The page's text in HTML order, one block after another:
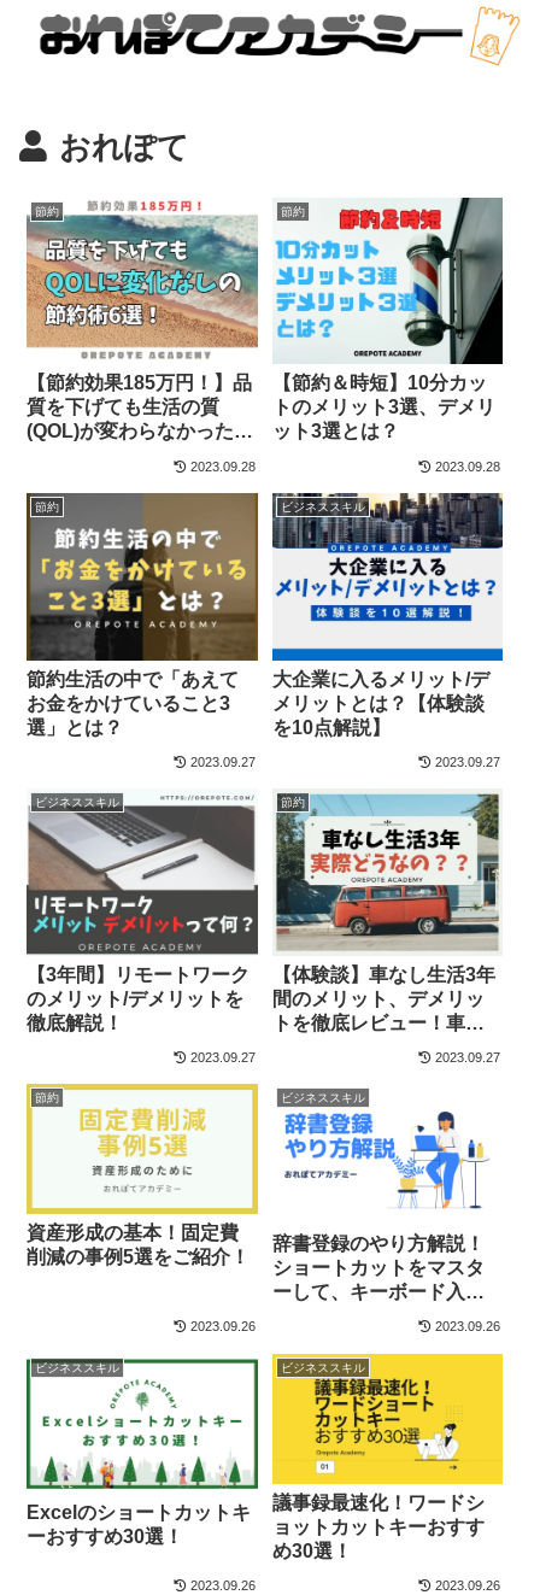
おれぽて
節約
【節約効果185万円！】品
質を下げても生活の質
(QOL)が変わらなかった節
2023.09.28
節約
【節約＆時短】10分カッ
トのメリット3選、デメリ
ット3選とは？
2023.09.28
節約
節約生活の中で「あえて
お金をかけていること3
選」とは？
2023.09.27
ビジネススキル
大企業に入るメリット/デ
メリットとは？【体験談
を10点解説】
2023.09.27
ビジネススキル
【3年間】リモートワーク
のメリット/デメリットを
徹底解説！
2023.09.27
節約
【体験談】車なし生活3年
間のメリット、デメリッ
トを徹底レビュー！車を
高く売るコツは？
2023.09.27
節約
資産形成の基本！固定費
削減の事例5選をご紹介！
2023.09.26
ビジネススキル
辞書登録のやり方解説！
ショートカットをマスタ
ーして、キーボード入力
速度を上げよう！
2023.09.26
ビジネススキル
Excelのショートカットキ
ーおすすめ30選！
2023.09.26
ビジネススキル
議事録最速化！ワードシ
ョットカットキーおすす
め30選！
2023.09.26